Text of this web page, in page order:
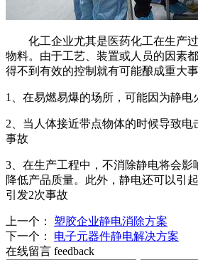
化工企业尤其是医药化工在生产过
物料。由于工艺、装置或人员的因素
得不到有效的控制就有可能酿成重大事
1、在易燃易爆的场所，可能因为静电
2、当人体接近带点物体的时候导致电
事故
3、在生产工程中，不消除静电将会影
降低产品质量。此外，静电还可以引
引发2次事故
上一个：
塑胶企业静电消除方案
下一个：
电子元器件静电解决方案
在线留言 feedback